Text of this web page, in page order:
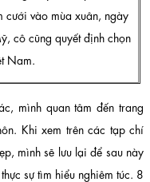
vào mùa xuân, ngày
cô cũng quyết định chọn
Nam.
mình quan tâm đến trang
Khi xem trên các tạp chí
mình sẽ lưu lại để sau này
sự tìm hiểu nghiêm túc. 8